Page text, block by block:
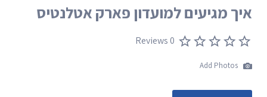
איך מגיעים למועדון פארק אטלנטיס
0 Reviews